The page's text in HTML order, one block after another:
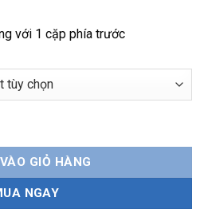
với 1 cặp phía trước
xương sắt, bền bỉ, dễ lắp đặt số
GIỎ HÀNG
NGAY